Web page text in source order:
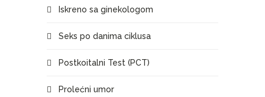
Iskreno sa ginekologom
Seks po danima ciklusa
Postkoitalni Test (PCT)
Prolećni umor